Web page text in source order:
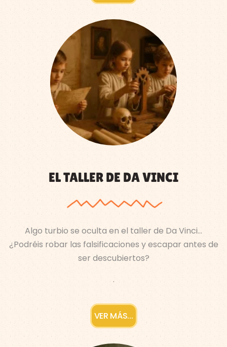
EL TALLER DE DA VINCI
Algo turbio se oculta en el taller de Da Vinci…
¿Podréis robar las falsificaciones y escapar antes de
ser descubiertos?
.
VER MÁS...